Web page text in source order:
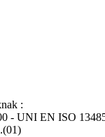
:
- UNI EN ISO